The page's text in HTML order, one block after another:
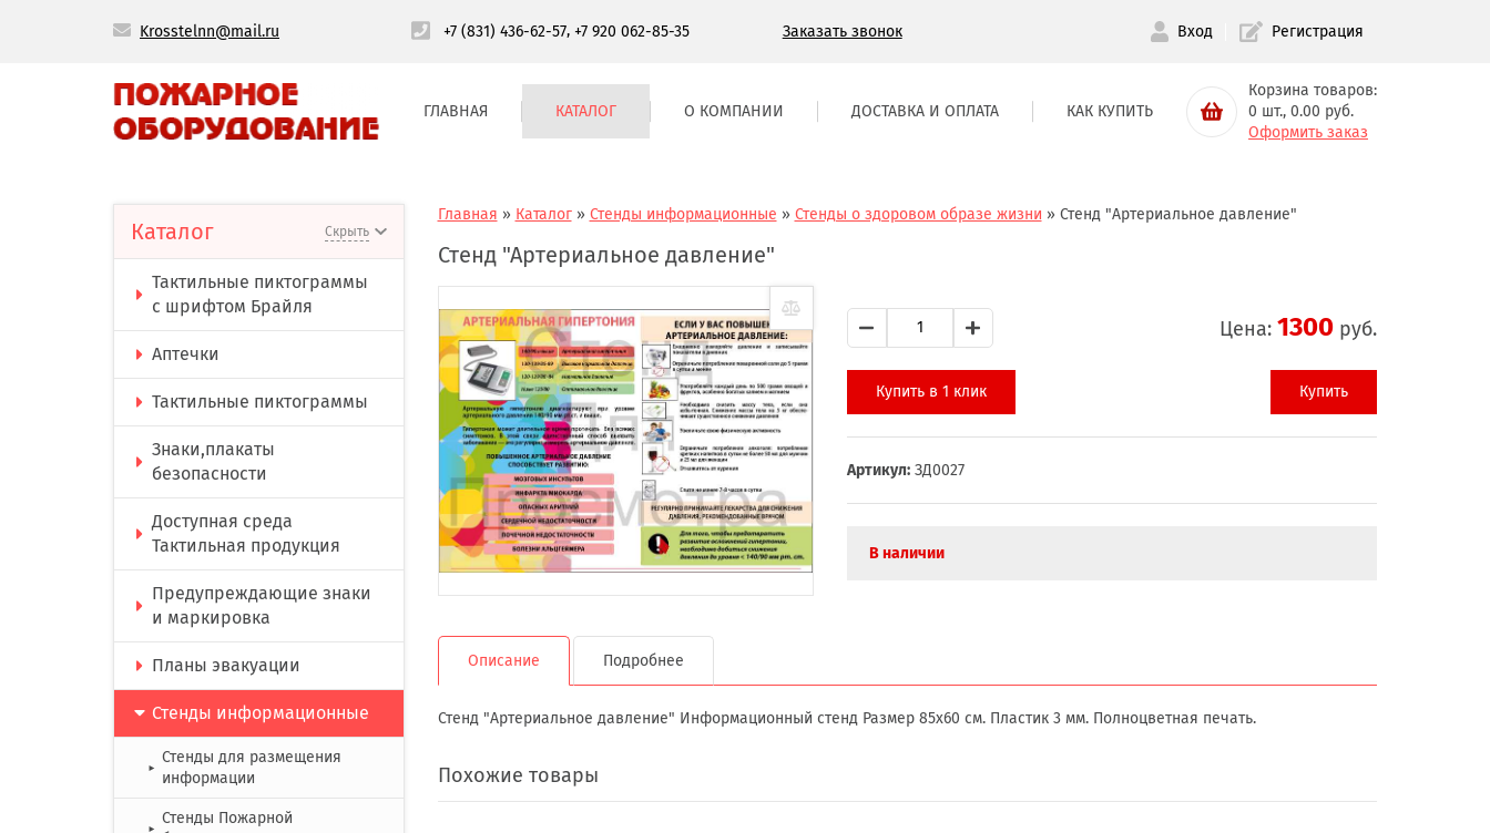
Krosstelnn@mail.ru +7 (831) 436-62-57, +7 920 062-85-35 Заказать звонок Вход Регистрация
ГЛАВНАЯ КАТАЛОГ О КОМПАНИИ ДОСТАВКА И ОПЛАТА КАК КУПИТЬ
Корзина товаров:
0 шт., 0.00 руб.
Оформить заказ
Каталог Скрыть
Тактильные пиктограммы
с шрифтом Брайля
Аптечки
Тактильные пиктограммы
Знаки,плакаты
безопасности
Доступная среда
Тактильная продукция
Предупреждающие знаки
и маркировка
Планы эвакуации
Стенды информационные
►
Стенды для размещения
информации
►
Стенды Пожарной
Главная » Каталог» Стенды информационные » Стенды о здоровом образе жизни » Стенд "Артериальное давление"
Стенд "Артериальное давление"
Цена: 1300 руб.
Купить в 1 клик Купить
Артикул:ЗД0027
В наличии
Описание Подробнее
Стенд "Артериальное давление" Информационный стенд Размер 85х60 см. Пластик 3 мм. Полноцветная печать.
Похожие товары